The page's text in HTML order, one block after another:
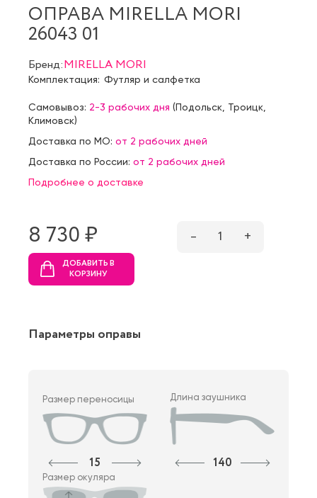
ОПРАВА MIRELLA MORI
26043 01
Бренд:MIRELLA MORI
Комплектация: Футляр и салфетка
Самовывоз: 2-3 рабочих дня (Подольск Троицк
Климовск)
Доставка по МО: от 2 рабочих дней
Доставка по России: от 2 рабочих дней
Подробнее о доставке
8 730 ₷ – 1 +
ДОБАВИТЬ В
КОРЗИНУ
Параметры оправы
Размер переносицы
15
Длина заушника
140
Размер окуляра